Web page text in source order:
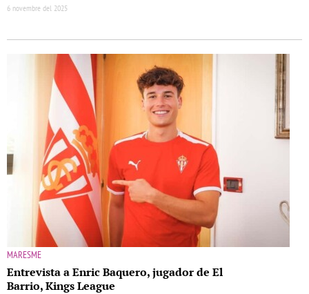
6 novembre del 2025
MARESME
Entrevista a Enric Baquero, jugador de El
Barrio, Kings League